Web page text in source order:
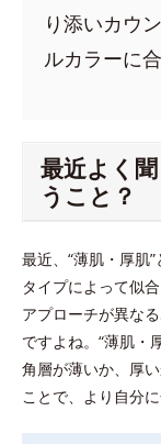
り添いカウ
ルカラーに
最近よく
うこと？
最近、“薄肌・厚肌
タイプによって似
アプローチが異な
ですよね。“薄肌・
角層が薄いか、厚
ことで、より自分